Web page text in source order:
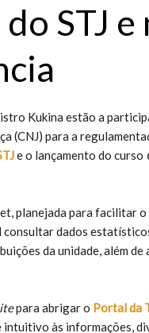
STJ e
Kukina estão a
(CNJ) para a
e o lançamento do curso
planejada para facilitar o
dados
da unidade, além de
para abrigar o Portal da
às informações,